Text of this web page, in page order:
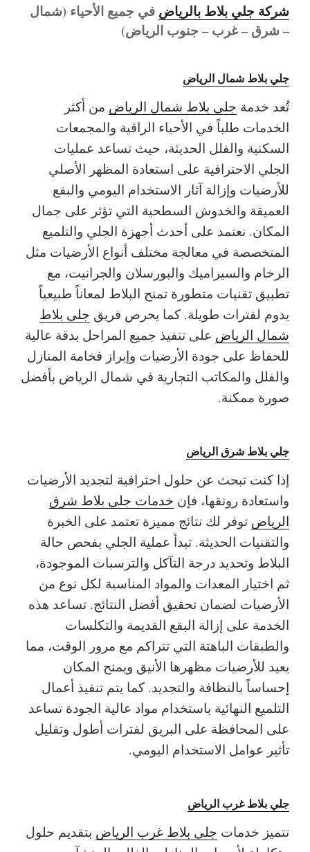
شركة جلي بلاط بالرياض في جميع الأحياء (شمال
– شرق – غرب – جنوب الرياض)
جلي بلاط شمال الرياض
تُعد خدمة جلي بلاط شمال الرياض من أكثر
الخدمات طلباً في الأحياء الراقية والمجمعات
السكنية والفلل الحديثة، حيث تساعد عمليات
الجلي الاحترافية على استعادة المظهر الأصلي
للأرضيات وإزالة آثار الاستخدام اليومي والبقع
العميقة والخدوش السطحية التي تؤثر على جمال
المكان. نعتمد على أحدث أجهزة الجلي والتلميع
المتخصصة في معالجة مختلف أنواع الأرضيات مثل
الرخام والسيراميك والبورسلان والجرانيت، مع
تطبيق تقنيات متطورة تمنح البلاط لمعاناً طبيعياً
يدوم لفترات طويلة. كما يحرص فريق جلي بلاط
شمال الرياض على تنفيذ جميع المراحل بدقة عالية
للحفاظ على جودة الأرضيات وإبراز فخامة المنازل
والفلل والمكاتب التجارية في شمال الرياض بأفضل
صورة ممكنة.
جلي بلاط شرق الرياض
إذا كنت تبحث عن حلول احترافية لتجديد الأرضيات
واستعادة رونقها، فإن خدمات جلي بلاط شرق
الرياض توفر لك نتائج مميزة تعتمد على الخبرة
والتقنيات الحديثة. تبدأ عملية الجلي بفحص حالة
البلاط وتحديد درجة التآكل والترسبات الموجودة،
ثم اختيار المعدات والمواد المناسبة لكل نوع من
الأرضيات لضمان تحقيق أفضل النتائج. تساعد هذه
الخدمة على إزالة البقع القديمة والتكلسات
والطبقات الباهتة التي تتراكم مع مرور الوقت، مما
يعيد للأرضيات مظهرها الأنيق ويمنح المكان
إحساساً بالنظافة والتجديد. كما يتم تنفيذ أعمال
التلميع النهائية باستخدام مواد عالية الجودة تساعد
على المحافظة على البريق لفترات أطول وتقليل
تأثير عوامل الاستخدام اليومي.
جلي بلاط غرب الرياض
تتميز خدمات جلي بلاط غرب الرياض بتقديم حلول